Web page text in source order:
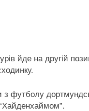
йде на другій
футболу
“Хайденхаймом”.